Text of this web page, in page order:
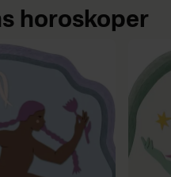
horoskoper